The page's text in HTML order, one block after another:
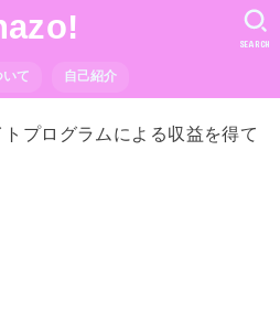
いて 自己紹介
SEARCH
プログラムによる収益を得て